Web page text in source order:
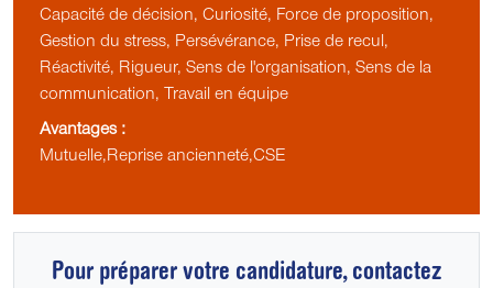
Capacité de décision, Curiosité, Force de proposition,
Gestion du stress, Persévérance, Prise de recul,
Réactivité, Rigueur, Sens de l'organisation, Sens de la
communication, Travail en équipe
Avantages :
Mutuelle,Reprise ancienneté,CSE
Pour préparer votre candidature, contactez